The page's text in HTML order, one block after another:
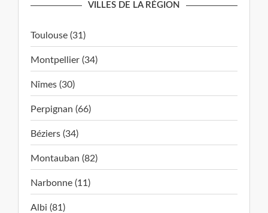
VILLES DE LA RÉGION
Toulouse (31)
Montpellier (34)
Nîmes (30)
Perpignan (66)
Béziers (34)
Montauban (82)
Narbonne (11)
Albi (81)